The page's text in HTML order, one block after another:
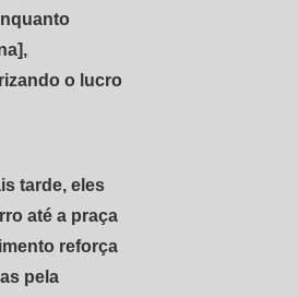
o lucro
tarde, eles
até a praça
reforça
pela